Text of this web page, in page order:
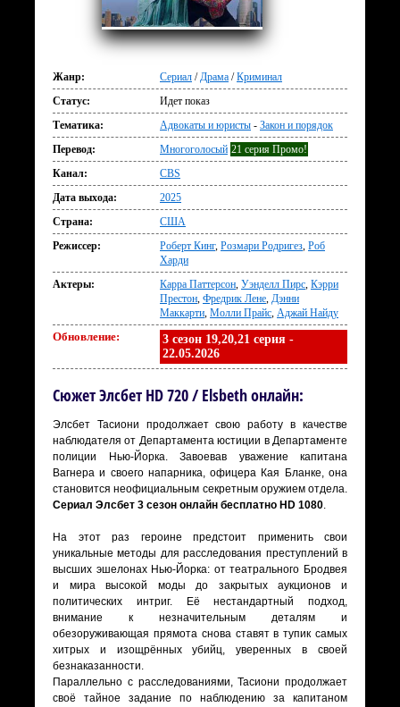
Жанр: Сериал /Драма /Криминал
Статус:
Идет показ
Тематика:
Адвокаты и юристы - Закон и порядок
Перевод:
Многоголосый 21 серия Промо!
Канал:
CBS
Дата выхода:
2025
Страна:
США
Режиссер:
Роберт Кинг, Розмари Родригез, Роб
Харди
Актеры:
Карра Паттерсон, Уэнделл Пирс, Кэрри
Престон, Фредрик Лене, Дэнни
Маккарти, Молли Прайс, Аджай Найду
Обновление:
3 сезон 19,20,21 серия -
22.05.2026
Сюжет Элсбет HD 720 / Elsbeth онлайн:
Элсбет Тасиони продолжает свою работу в качестве
наблюдателя от Департамента юстиции в Департаменте
полиции Нью-Йорка. Завоевав уважение капитана
Вагнера и своего напарника, офицера Кая Бланке, она
становится неофициальным секретным оружием отдела.
Сериал Элсбет 3 сезон онлайн бесплатно HD 1080.
На этот раз героине предстоит применить свои
уникальные методы для расследования преступлений в
высших эшелонах Нью-Йорка: от театрального Бродвея
и мира высокой моды до закрытых аукционов и
политических интриг. Её нестандартный подход,
внимание к незначительным деталям и
обезоруживающая прямота снова ставят в тупик самых
хитрых и изощрённых убийц, уверенных в своей
безнаказанности.
Параллельно с расследованиями, Тасиони продолжает
своё тайное задание по наблюдению за капитаном